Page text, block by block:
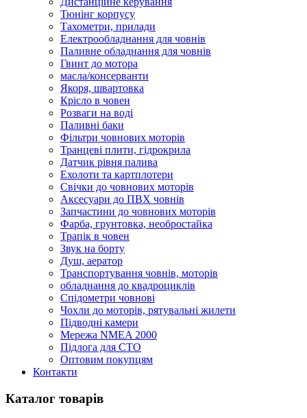
Тюнінг корпусу
Тахометри, прилади
Електрообладнання для човнів
Паливне обладнання для човнів
Гвинт до мотора
масла/консерванти
Якоря, швартовка
Крісло в човен
Розваги на воді
Паливні баки
Фільтри човнових моторів
Транцеві плити, гідрокрила
Датчик рівня палива
Ехолоти та картплотери
Cвічки до човнових моторів
Аксесуари до ПВХ човнів
Запчастини до човнових моторів
Фарба, грунтовка, необростайка
Трапік в човен
Звук на борту
Душ, аератор
Транспортування човнів, моторів
обладнання до квадроциклів
Спідометри човнові
Чохли до моторів, рятувальні жилети
Підводні камери
Мережа NMEA 2000
Підлога для СТО
Оптовим покупцям
Контакти
Каталог товарів